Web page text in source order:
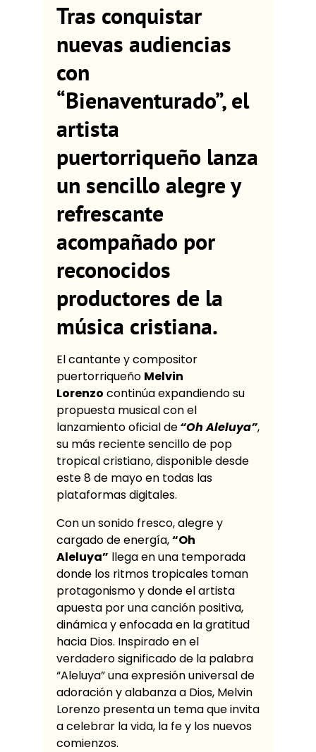
Tras conquistar
nuevas audiencias
con
“Bienaventurado”, el
artista
puertorriqueño lanza
un sencillo alegre y
refrescante
acompañado por
reconocidos
productores de la
música cristiana.
El cantante y compositor
puertorriqueño Melvin
Lorenzo continúa expandiendo su
propuesta musical con el
lanzamiento oficial de“Oh Aleluya”,
su más reciente sencillo de pop
tropical cristiano, disponible desde
este 8 de mayo en todas las
plataformas digitales.
Con un sonido fresco, alegre y
cargado de energía,“Oh
Aleluya” llega en una temporada
donde los ritmos tropicales toman
protagonismo y donde el artista
apuesta por una canción positiva,
dinámica y enfocada en la gratitud
hacia Dios. Inspirado en el
verdadero significado de la palabra
“Aleluya” una expresión universal de
adoración y alabanza a Dios, Melvin
Lorenzo presenta un tema que invita
a celebrar la vida, la fe y los nuevos
comienzos.